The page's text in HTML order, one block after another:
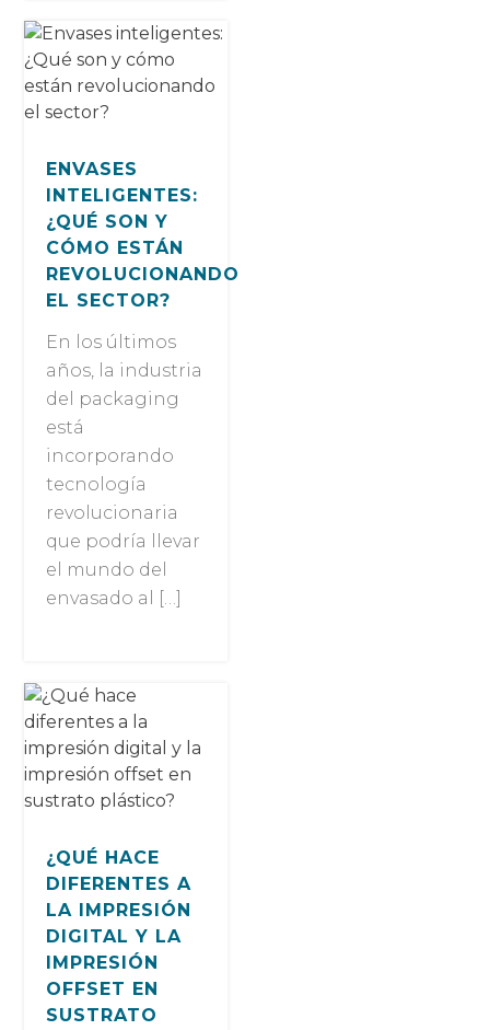
ENVASES
INTELIGENTES:
¿QUÉ SON Y
CÓMO ESTÁN
REVOLUCIONANDO
EL SECTOR?
En los últimos
años, la industria
del packaging
está
incorporando
tecnología
revolucionaria
que podría llevar
el mundo del
envasado al […]
¿QUÉ HACE
DIFERENTES A
LA IMPRESIÓN
DIGITAL Y LA
IMPRESIÓN
OFFSET EN
SUSTRATO